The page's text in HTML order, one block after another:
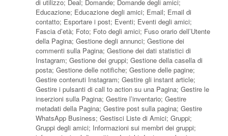
di utilizzo; Deal; Domande; Domande degli amici;
Educazione; Educazione degli amici; Email; Email di
contatto; Esportare i post; Eventi; Eventi degli amici;
Fascia d’età; Foto; Foto degli amici; Fuso orario dell’Utente
della Pagina; Gestione degli annunci; Gestione dei
commenti sulla Pagina; Gestione dei dati statistici di
Instagram; Gestione dei gruppi; Gestione della casella di
posta; Gestione delle notifiche; Gestione delle pagine;
Gestire contenuti Instagram; Gestire gli instant article;
Gestire i pulsanti di call to action su una Pagina; Gestire le
inserzioni sulla Pagina; Gestire l’inventario; Gestire
metadati della Pagina; Gestire post sulla pagina; Gestire
WhatsApp Business; Gestisci Liste di Amici; Gruppi;
Gruppi degli amici; Informazioni sui membri dei gruppi;